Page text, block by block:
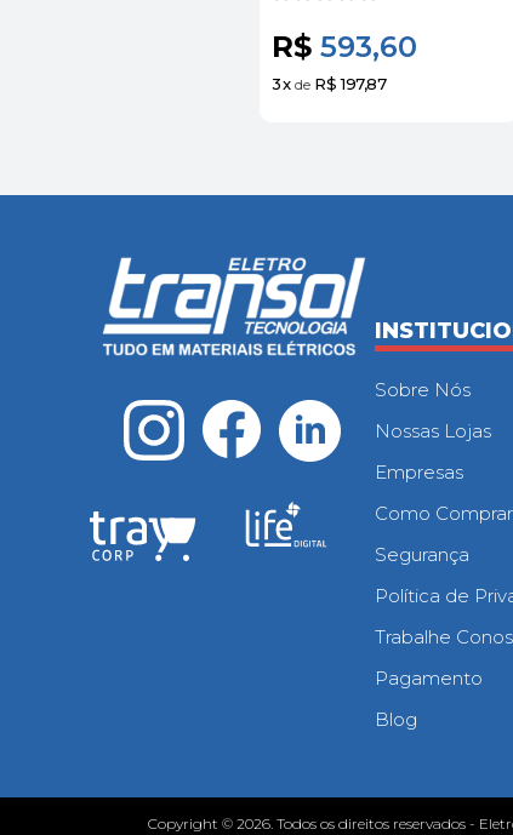
R$ 593,60
3x de R$ 197,87
Sobre Nós
Nossas Lojas
Empresas
Como Comprar
Segurança
Política de
Trabalhe
Pagamento
Blog
Copyright © 2026. Todos os direitos reservados -